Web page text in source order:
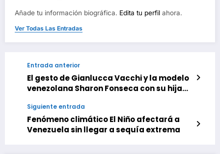
Añade tu información biográfica. Edita tu perfil ahora.
Ver Todas Las Entradas
Entrada anterior
El gesto de Gianlucca Vacchi y la modelo
venezolana Sharon Fonseca con su hija
redes
Siguiente entrada
Fenómeno climático El Niño afectará a
Venezuela sin llegar a sequía extrema